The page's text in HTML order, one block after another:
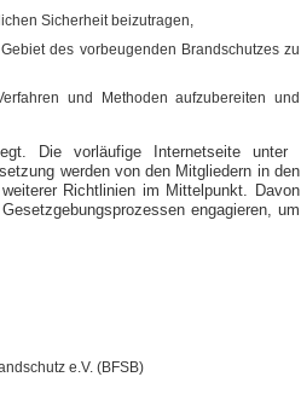
Sicherheit beizutragen,
des vorbeugenden Brandschutzes zu
und Methoden aufzubereiten und
Die vorläufige Internetseite unter
werden von den Mitgliedern in den
Richtlinien im Mittelpunkt. Davon
engagieren, um
e.V. (BFSB)